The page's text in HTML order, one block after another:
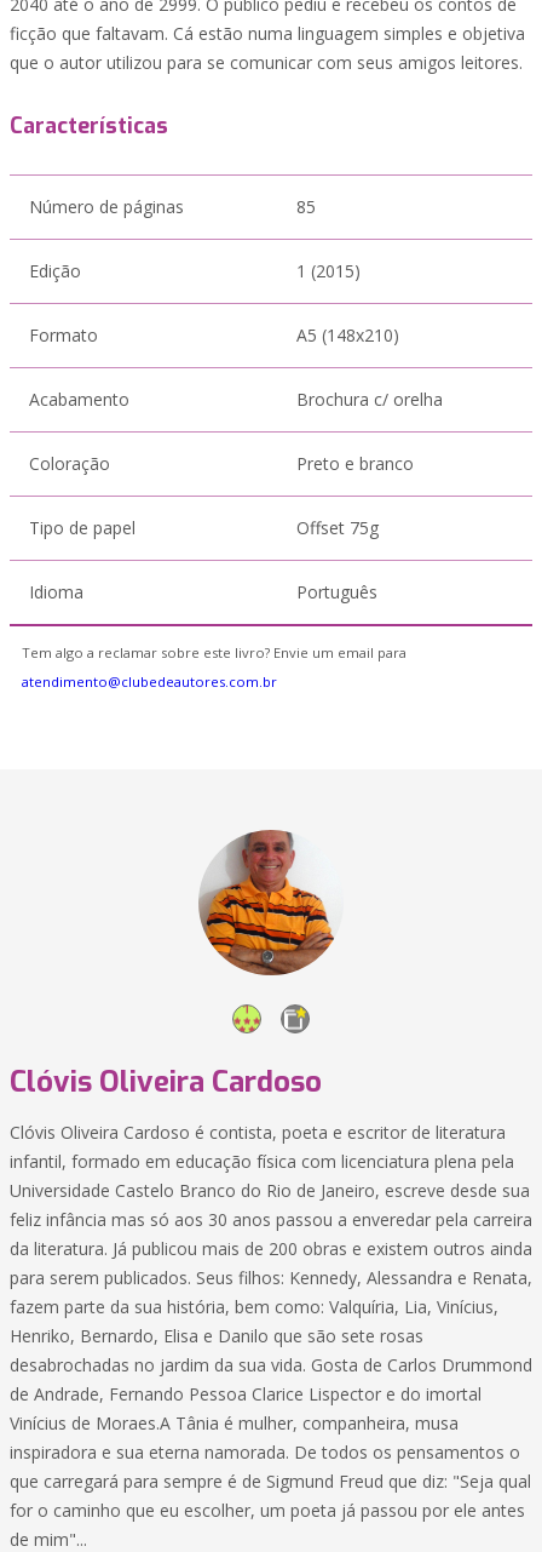
ficção que faltavam. Cá estão numa linguagem simples e objetiva
que o autor utilizou para se comunicar com seus amigos leitores.
Características
Número de páginas 85
Edição 1 (2015)
Formato A5 (148x210)
Acabamento Brochura c/ orelha
Coloração Preto e branco
Tipo de papel Offset 75g
Idioma Português
Tem algo a reclamar sobre este livro? Envie um email para
atendimento@clubedeautores.com.br
Clóvis Oliveira Cardoso
Clóvis Oliveira Cardoso é contista, poeta e escritor de literatura
infantil, formado em educação física com licenciatura plena pela
Universidade Castelo Branco do Rio de Janeiro, escreve desde sua
feliz infância mas só aos 30 anos passou a enveredar pela carreira
da literatura. Já publicou mais de 200 obras e existem outros ainda
para serem publicados. Seus filhos: Kennedy, Alessandra e Renata,
fazem parte da sua história, bem como: Valquíria, Lia, Vinícius,
Henriko, Bernardo, Elisa e Danilo que são sete rosas
desabrochadas no jardim da sua vida. Gosta de Carlos Drummond
de Andrade, Fernando Pessoa Clarice Lispector e do imortal
Vinícius de Moraes.A Tânia é mulher, companheira, musa
inspiradora e sua eterna namorada. De todos os pensamentos o
que carregará para sempre é de Sigmund Freud que diz: "Seja qual
for o caminho que eu escolher, um poeta já passou por ele antes
de mim"...